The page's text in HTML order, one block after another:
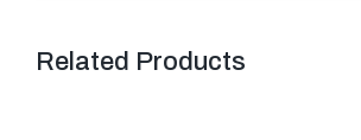
Related Products